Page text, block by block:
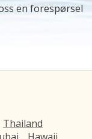
​​en forespørsel
Thailand